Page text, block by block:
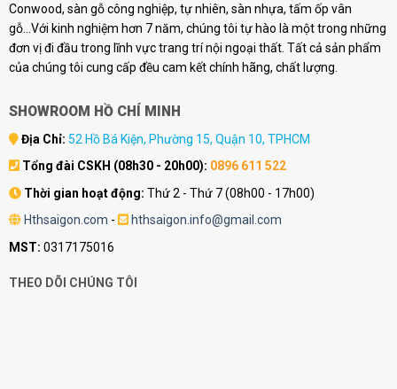
Conwood, sàn gỗ công nghiệp, tự nhiên, sàn nhựa, tấm ốp vân
gỗ...Với kinh nghiệm hơn 7 năm, chúng tôi tự hào là một trong những
đơn vị đi đầu trong lĩnh vực trang trí nội ngoại thất. Tất cả sản phẩm
của chúng tôi cung cấp đều cam kết chính hãng, chất lượng.
SHOWROOM HỒ CHÍ MINH
Địa Chỉ: 52 Hồ Bá Kiện, Phường 15, Quận 10, TPHCM
Tổng đài CSKH (08h30 - 20h00): 0896 611 522
Thời gian hoạt động: Thứ 2 - Thứ 7 (08h00 - 17h00)
Hthsaigon.com -
hthsaigon.info@gmail.com
MST: 0317175016
THEO DÕI CHÚNG TÔI